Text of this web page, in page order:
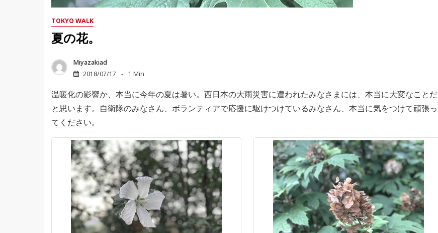
TOKYO WALK
夏の花。
Miyazakiad
2018/07/17
1 Min
温暖化の影響か、本当に今年の夏は暑い。西日本の大雨災害に遭われたみなさまには、本当に大変なことだ
と思います。自衛隊のみなさん、ボランティアで応援に駆けつけているみなさん、本当に気をつけて頑張っ
てください。